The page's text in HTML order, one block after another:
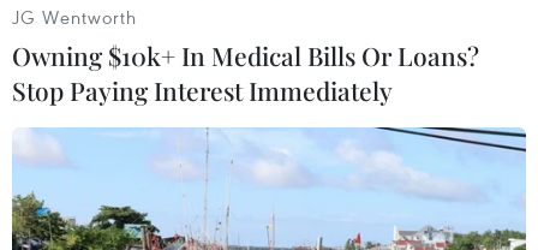
JG Wentworth
Owning $10k+ In Medical Bills Or Loans?
Stop Paying Interest Immediately